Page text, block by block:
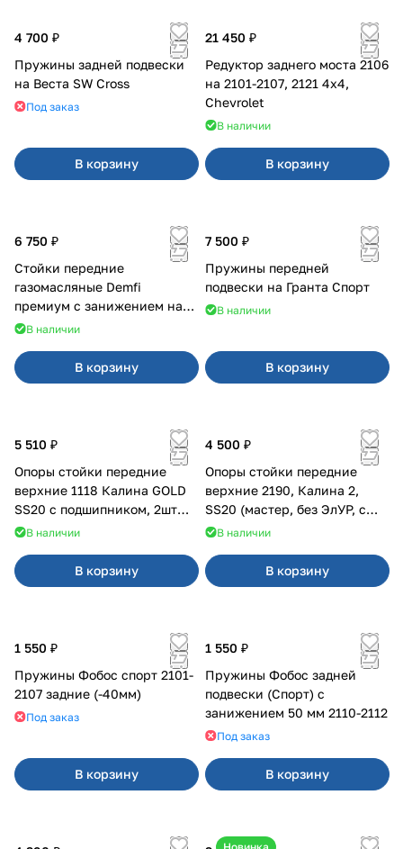
4 700 ₽
Пружины задней подвески
на Веста SW Cross
Под заказ
В корзину
21 450 ₽
Редуктор заднего моста 2106
на 2101-2107, 2121 4x4,
Chevrolet
В наличии
В корзину
6 750 ₽
Стойки передние
газомасляные Demfi
премиум с занижением на
2110В наличии
В корзину
7 500 ₽
Пружины передней
подвески на Гранта Спорт
В наличии
В корзину
5 510 ₽
Опоры стойки передние
верхние 1118 Калина GOLD
SS20 с подшипником, 2шт
10115
В наличии
В корзину
4 500 ₽
Опоры стойки передние
верхние 2190, Калина 2,
SS20 (мастер, без ЭлУР, с
подшипником) 2шт 10122
В наличии
В корзину
1 550 ₽
Пружины Фобос спорт 2101-
2107 задние (-40мм)
Под заказ
В корзину
1 550 ₽
Пружины Фобос задней
подвески (Спорт) с
занижением 50 мм 2110-2112
Под заказ
В корзину